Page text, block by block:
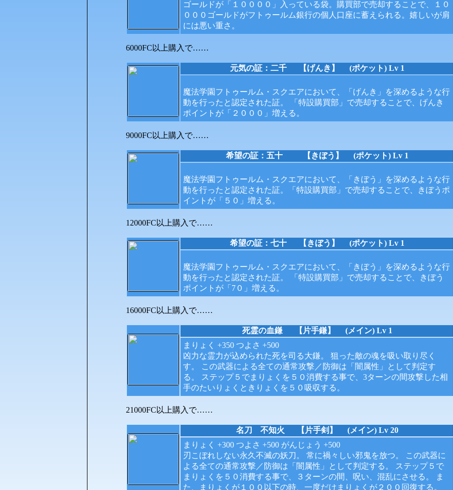
ゴールドが「１００００」入っている袋。購買部で売却することで、１０
０００ゴールドがフトゥールム銀行の個人口座に蓄えられる。嬉しいが肩
には悪い重さ。
6000FC以上購入で……
元気の証：二千 【げんき】 (ポケット) Lv 1
魔法学園フトゥールム・スクエアにおいて、「げんき」を深めるような行
動を行ったと認定された証。 「特設購買部」で売却することで、げんき
ポイントが「２０００」増える。
9000FC以上購入で……
希望の証：五十 【きぼう】 (ポケット) Lv 1
魔法学園フトゥールム・スクエアにおいて、「きぼう」を深めるような行
動を行ったと認定された証。「特設購買部」で売却することで、きぼうポ
イントが「５０」増える。
12000FC以上購入で……
希望の証：七十 【きぼう】 (ポケット) Lv 1
魔法学園フトゥールム・スクエアにおいて、「きぼう」を深めるような行
動を行ったと認定された証。 「特設購買部」で売却することで、きぼう
ポイントが「7０」増える。
16000FC以上購入で……
死霊の血鎌
【片手鎌】 (メイン) Lv 1
まりょく +350 つよさ +500
凶力な霊力が込められた死を司る大鎌。 狙った敵の魂を吸い取り尽く
す。 この武器による全ての通常攻撃／防御は「闇属性」として判定す
る。 ステップ５でまりょくを５０消費する事で、3ターンの間攻撃した相
手のたいりょくときりょくを５０吸収する。
21000FC以上購入で……
名刀 不知火
【片手剣】 (メイン) Lv 20
まりょく +300 つよさ +500 がんじょう +500
刃こぼれしない永久不滅の妖刀。 常に禍々しい邪鬼を放つ。 この武器に
よる全ての通常攻撃／防御は「闇属性」として判定する。 ステップ５で
まりょくを５０消費する事で、３ターンの間、呪い、混乱にさせる。 ま
た、まりょくが１００以下の時、一度だけまりょくが２００回復する。